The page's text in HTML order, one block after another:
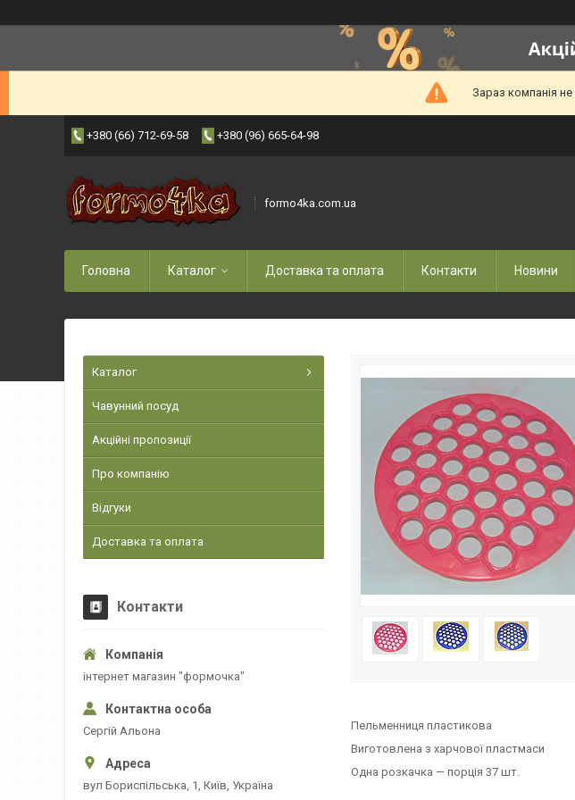
Зараз компанія
+380 (66) 712-69-58 +380 (96) 665-64-98
formo4ka.com.ua
Головна Каталог Доставка та оплата Контакти Новини
Пельменниця пластикова
Виготовлена з харчової пластмаси
Одна розкачка — порція 37 шт.
Каталог
Чавунний посуд
Акційні пропозиції
Про компанію
Відгуки
Доставка та оплата
Контакти
інтернет магазин "формочка"
Сергій Альона
вул Бориспільська, 1, Київ, Україна